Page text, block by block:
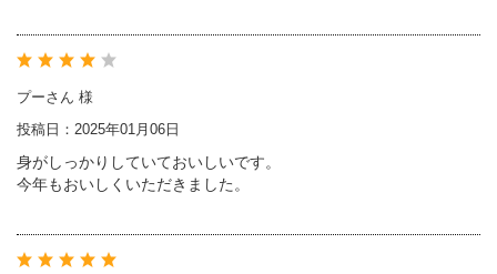
プーさん 様
投稿日：2025年01月06日
身がしっかりしていておいしいです。
今年もおいしくいただきました。